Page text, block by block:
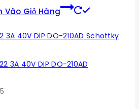
Vào Giỏ Hàng
3A 40V DIP DO-210AD